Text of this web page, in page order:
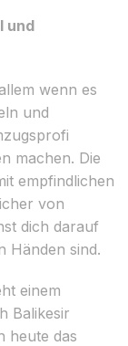
und
wenn es
und
machen. Die
empfindlichen
von
dich darauf
Händen sind.
einem
Balikesir
heute das